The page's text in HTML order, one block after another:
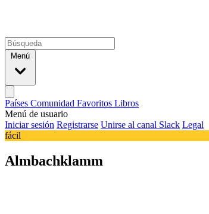
Menú
Países Comunidad Favoritos Libros
Menú de usuario
Iniciar sesión Registrarse Unirse al canal Slack Legal
fácil
Almbachklamm